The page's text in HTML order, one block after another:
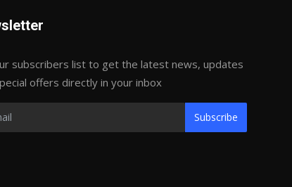
subscribers list to get the latest news, updates
offers directly in your inbox
Subscribe